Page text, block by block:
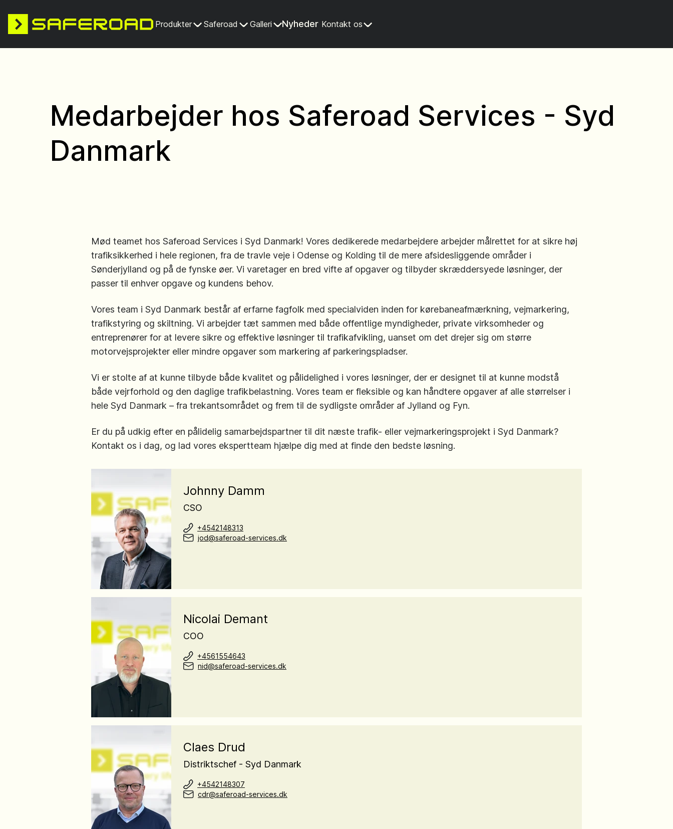
Produkter Saferoad Galleri Nyheder Kontakt os
Medarbejder hos Saferoad Services - Syd
Danmark
Mød teamet hos Saferoad Services i Syd Danmark! Vores dedikerede medarbejdere arbejder målrettet for at sikre høj
trafiksikkerhed i hele regionen, fra de travle veje i Odense og Kolding til de mere afsidesliggende områder i
Sønderjylland og på de fynske øer. Vi varetager en bred vifte af opgaver og tilbyder skræddersyede løsninger, der
passer til enhver opgave og kundens behov.
Vores team i Syd Danmark består af erfarne fagfolk med specialviden inden for kørebaneafmærkning, vejmarkering,
trafikstyring og skiltning. Vi arbejder tæt sammen med både offentlige myndigheder, private virksomheder og
entreprenører for at levere sikre og effektive løsninger til trafikafvikling, uanset om det drejer sig om større
motorvejsprojekter eller mindre opgaver som markering af parkeringspladser.
Vi er stolte af at kunne tilbyde både kvalitet og pålidelighed i vores løsninger, der er designet til at kunne modstå
både vejrforhold og den daglige trafikbelastning. Vores team er fleksible og kan håndtere opgaver af alle størrelser i
hele Syd Danmark – fra trekantsområdet og frem til de sydligste områder af Jylland og Fyn.
Er du på udkig efter en pålidelig samarbejdspartner til dit næste trafik- eller vejmarkeringsprojekt i Syd Danmark?
Kontakt os i dag, og lad vores ekspertteam hjælpe dig med at finde den bedste løsning.
Johnny Damm
CSO
+4542148313
jod@saferoad-services.dk
Nicolai Demant
COO
+4561554643
nid@saferoad-services.dk
Claes Drud
Distriktschef - Syd Danmark
+4542148307
cdr@saferoad-services.dk